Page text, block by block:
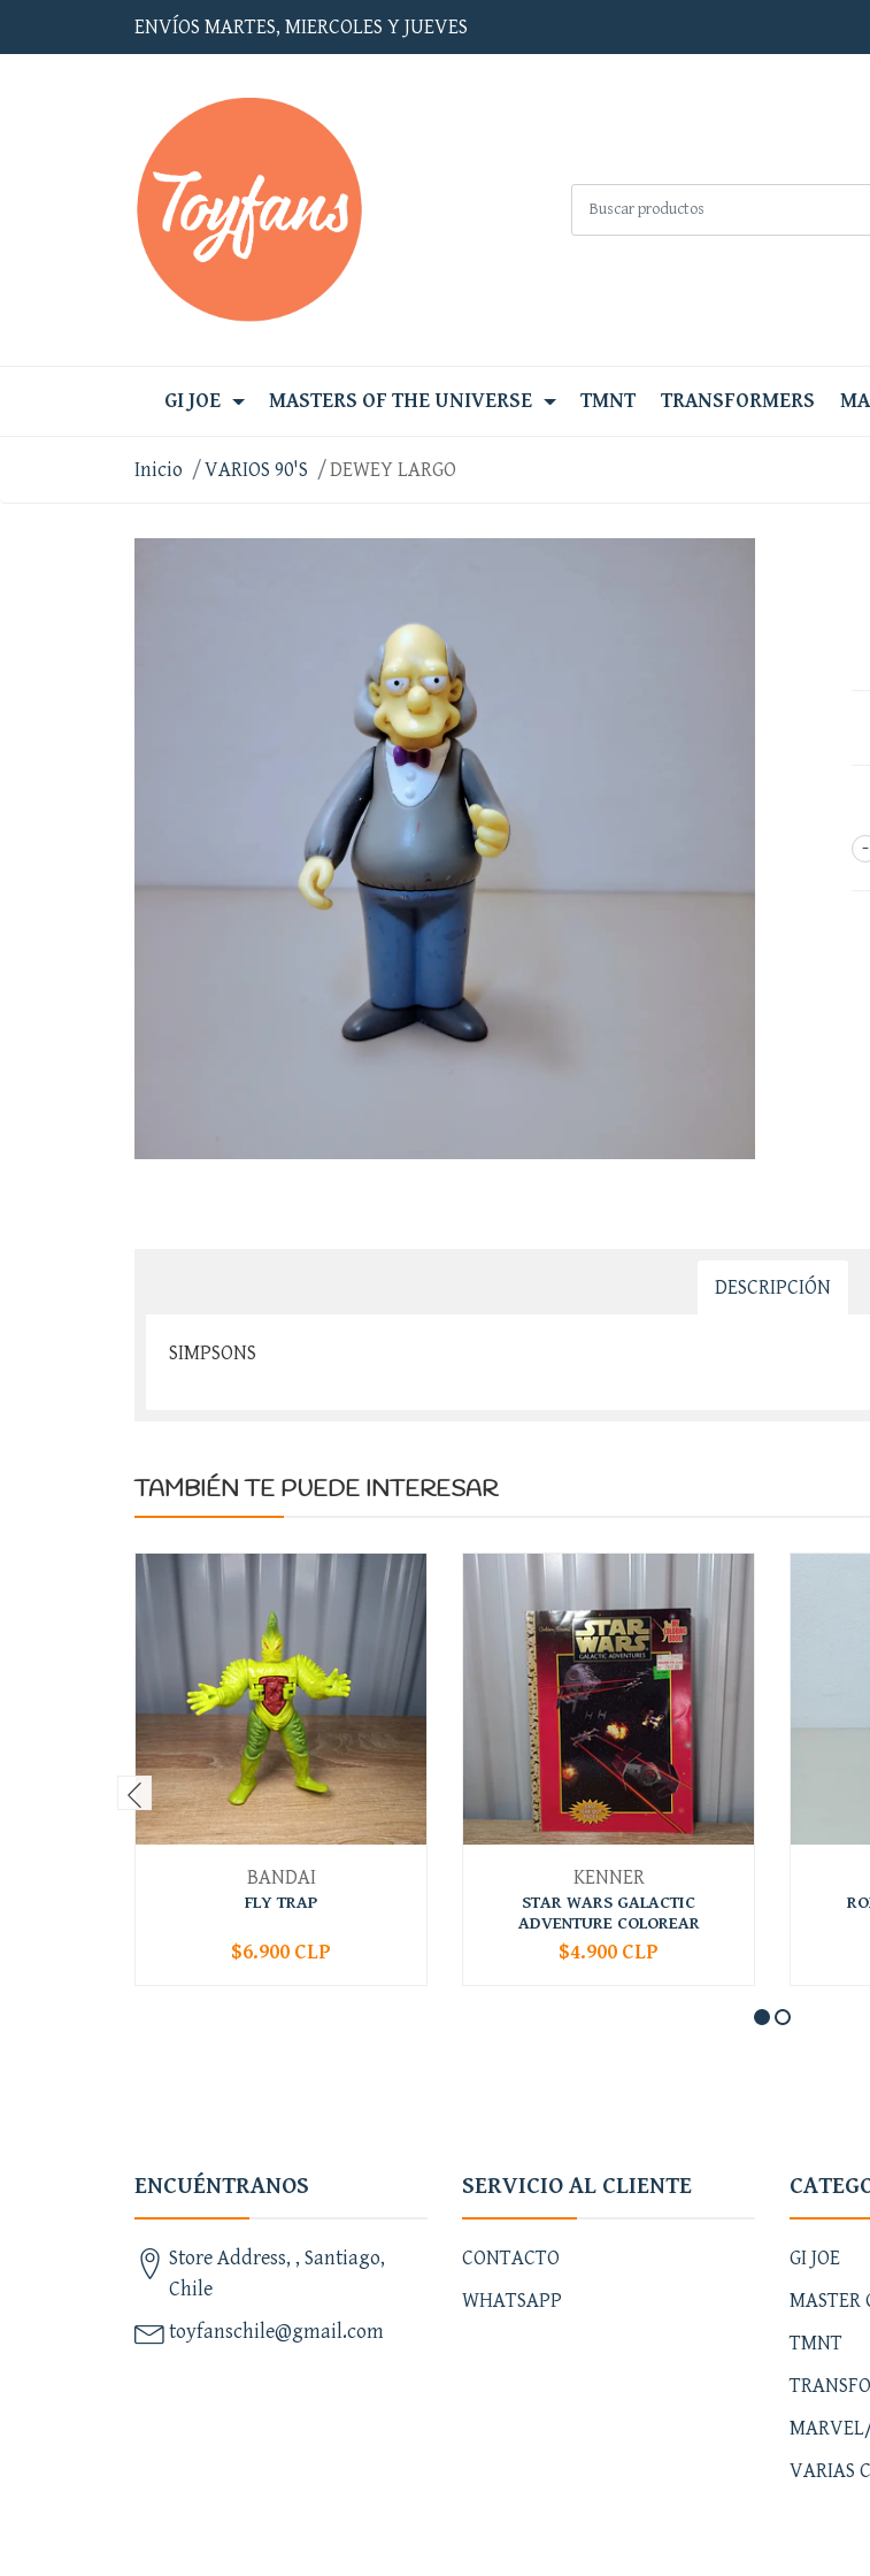
ENVÍOS MARTES, MIERCOLES Y JUEVES
GI JOE MASTERS OF THE UNIVERSE TMNT TRANSFORMERS
Inicio VARIOS 90'S DEWEY LARGO
-
DESCRIPCIÓN
SIMPSONS
TAMBIÉN TE PUEDE INTERESAR
BANDAI
FLY TRAP
+
$6.900 CLP
KENNER
STAR WARS GALACTIC
ADVENTURE COLOREAR
+
$4.900 CLP
ENCUÉNTRANOS
Store Address, , Santiago,
Chile
toyfanschile@gmail.com
SERVICIO AL CLIENTE
CONTACTO
WHATSAPP
GI JOE
MASTER
TMNT
VARIAS